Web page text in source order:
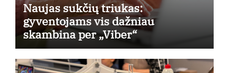
Naujas sukčių triukas:
gyventojams vis dažniau
skambina per „Viber“